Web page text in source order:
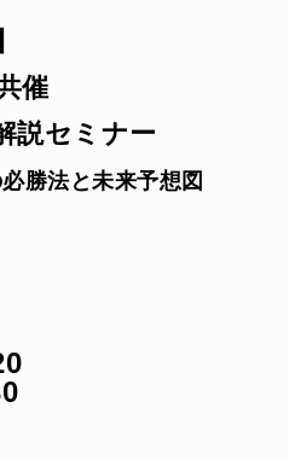
催
説セミナー
勝法と未来予想図